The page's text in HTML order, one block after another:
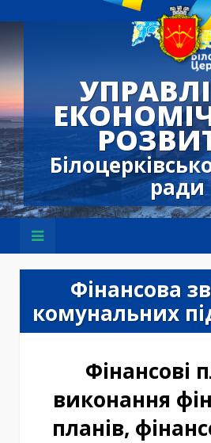
ради
Фінансова
комунальних
Фінансові
виконання
планів,